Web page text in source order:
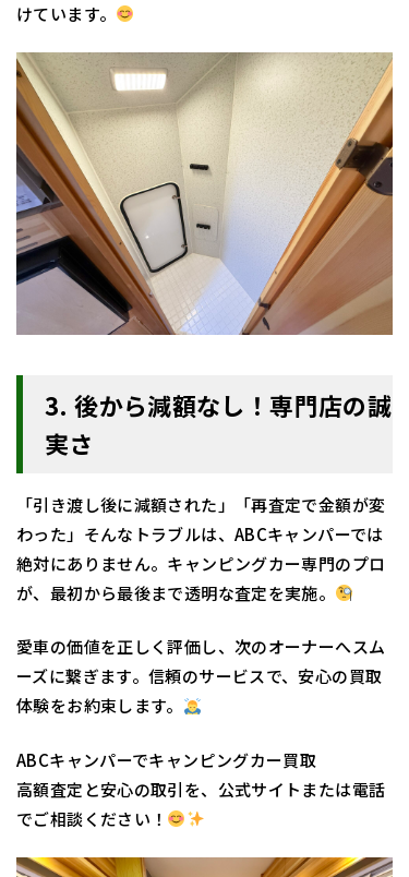
けています。
3. 後から減額なし！専門店の誠
実さ
「引き渡し後に減額された」「再査定で金額が変
わった」そんなトラブルは、ABCキャンパーでは
絶対にありません。キャンピングカー専門のプロ
が、最初から最後まで透明な査定を実施。
愛車の価値を正しく評価し、次のオーナーへスム
ーズに繋ぎます。信頼のサービスで、安心の買取
体験をお約束します。
ABCキャンパーでキャンピングカー買取
高額査定と安心の取引を、公式サイトまたは電話
でご相談ください！